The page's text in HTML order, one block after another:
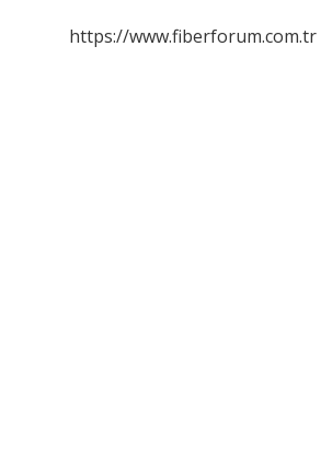
https://www.fiberforum.com.tr